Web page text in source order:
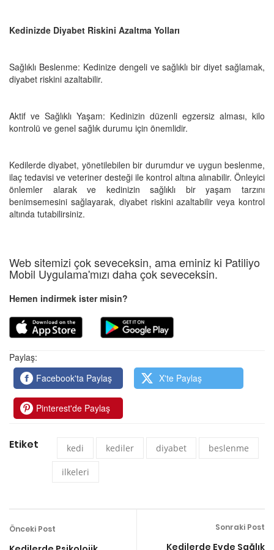
Kedinizde Diyabet Riskini Azaltma Yolları
Sağlıklı Beslenme: Kedinize dengeli ve sağlıklı bir diyet sağlamak,
diyabet riskini azaltabilir.
Aktif ve Sağlıklı Yaşam: Kedinizin düzenli egzersiz alması, kilo
kontrolü ve genel sağlık durumu için önemlidir.
Kedilerde diyabet, yönetilebilen bir durumdur ve uygun beslenme,
ilaç tedavisi ve veteriner desteği ile kontrol altına alınabilir. Önleyici
önlemler alarak ve kedinizin sağlıklı bir yaşam tarzını
benimsemesini sağlayarak, diyabet riskini azaltabilir veya kontrol
altında tutabilirsiniz.
Web sitemizi çok seveceksin, ama eminiz ki Patiliyo
Mobil Uygulama'mızı daha çok seveceksin.
Hemen indirmek ister misin?
Paylaş:
Facebook'ta Paylaş
X'te Paylaş
Pinterest'de Paylaş
Etiket kedi kediler diyabet beslenme
ilkeleri
Önceki Post Sonraki Post
Kedilerde Evde Sağlık